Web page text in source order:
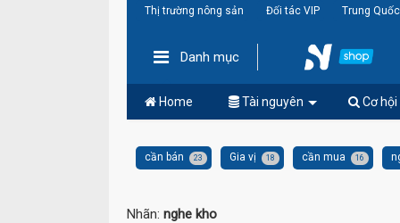
Thị trường nông sản Đối tác VIP Trung Quốc
Danh mục
Home Tài nguyên Cơ
cần bán 23 Gia vị 18 cần mua 16
Nhãn: nghe kho